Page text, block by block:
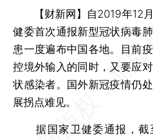
【财新网】 自2019年12
健委首次通报新型冠状病毒
患一度遍布中国各地。目前
控境外输入的同时，又要应
状感染者。国外新冠疫情仍
展拐点难见。
据国家卫健委通报，截